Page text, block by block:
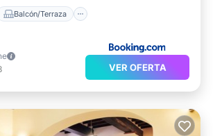
Balcón/Terraza
VER OFERTA